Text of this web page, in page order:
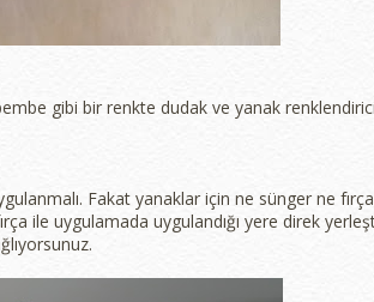
gibi bir renkte dudak ve yanak
Fakat yanaklar için ne sünger ne fırça
ile uygulamada uygulandığı yere direk